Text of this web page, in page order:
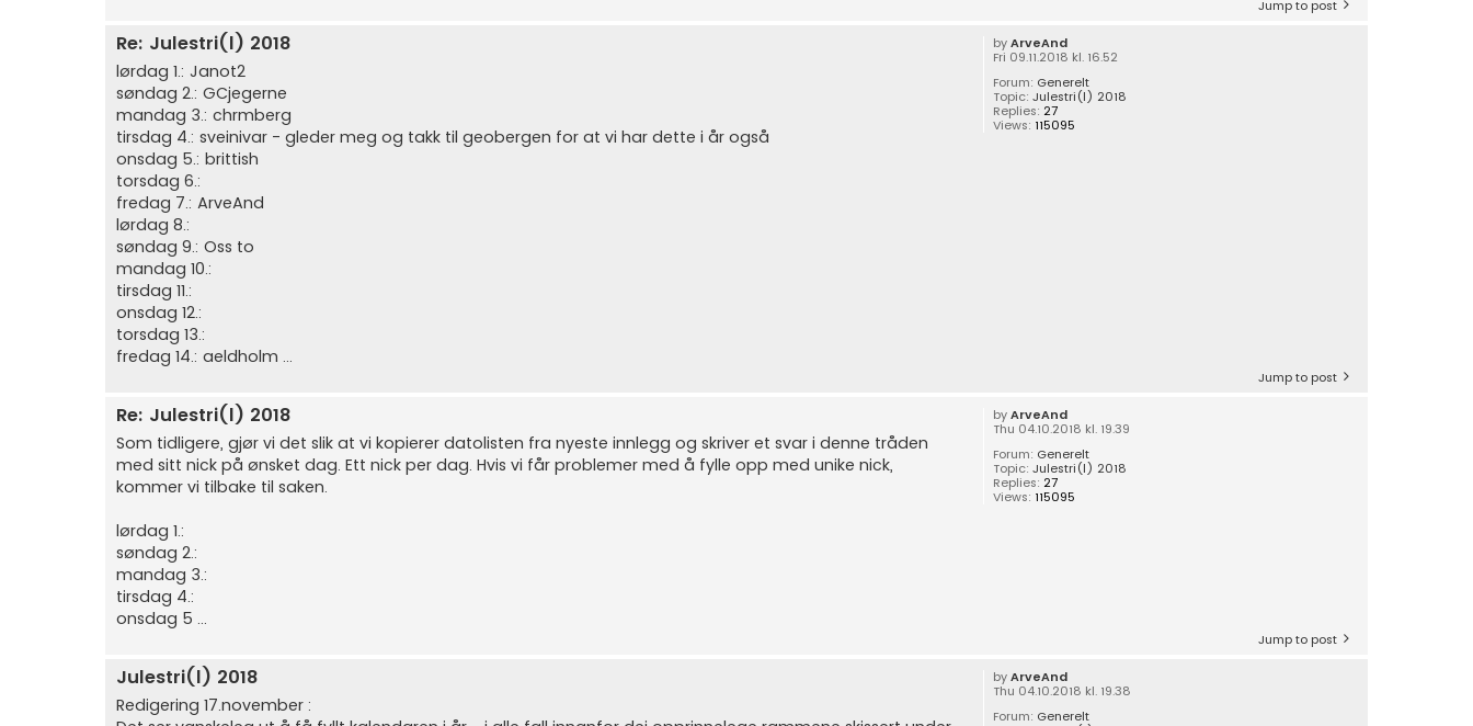
Jump to post
byArveAnd
Fri 09.11.2018 kl. 16.52
Forum: Generelt
Topic:Julestri(l) 2018
Replies: 27
Views: 115095
Re: Julestri(l) 2018
lørdag 1.: Janot2
søndag 2.: GCjegerne
mandag 3.: chrmberg
tirsdag 4.: sveinivar - gleder meg og takk til geobergen for at vi har dette i år også
onsdag 5.: brittish
torsdag 6.:
fredag 7.: ArveAnd
lørdag 8.:
søndag 9.: Oss to
mandag 10.:
tirsdag 11.:
onsdag 12.:
torsdag 13.:
fredag 14.: aeldholm ...
Jump to post
byArveAnd
Thu 04.10.2018 kl. 19.39
Forum: Generelt
Topic:Julestri(l) 2018
Replies: 27
Views: 115095
Re: Julestri(l) 2018
Som tidligere, gjør vi det slik at vi kopierer datolisten fra nyeste innlegg og skriver et svar i denne tråden
med sitt nick på ønsket dag. Ett nick per dag. Hvis vi får problemer med å fylle opp med unike nick,
kommer vi tilbake til saken.
lørdag 1.:
søndag 2.:
mandag 3.:
tirsdag 4.:
onsdag 5 ...
Jump to post
byArveAnd
Thu 04.10.2018 kl. 19.38
Forum: Generelt
Julestri(l) 2018
Redigering 17.november :